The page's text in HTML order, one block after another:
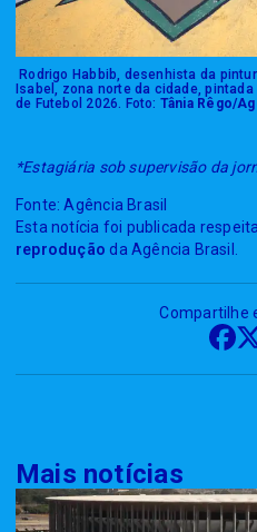
Rodrigo Habbib, desenhista da
Isabel, zona norte da cidade,
de Futebol 2026. Foto: Tânia Rêgo/
*Estagiária sob supervisão da
Fonte: Agência Brasil
Esta notícia foi publicada
reprodução da Agência Brasil.
Compartilhe
Mais notícias